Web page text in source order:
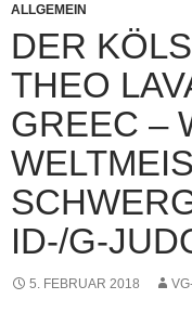
ALLGEMEIN
DER
THEO
GREEC –
ID-/G-
5. FEBRUAR 2018